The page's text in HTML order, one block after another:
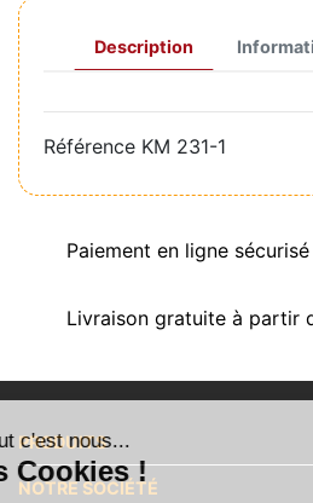
Description
Référence KM 231-1
Paiement en ligne sécurisé
Livraison gratuite à partir
PRODUITS
NOTRE SOCIÉTÉ
Salut c'est nous...
les Cookies !